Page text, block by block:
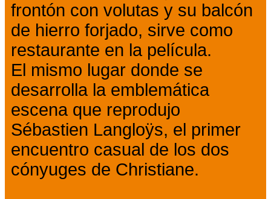
frontón con volutas y su balcón
de hierro forjado, sirve como
restaurante en la película.
El mismo lugar donde se
desarrolla la emblemática
escena que reprodujo
Sébastien Langloÿs, el primer
encuentro casual de los dos
cónyuges de Christiane.